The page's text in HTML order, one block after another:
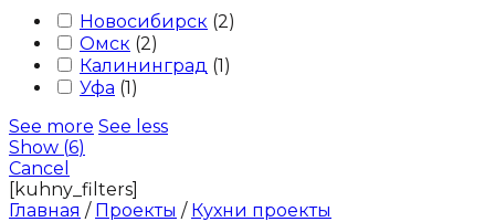
Новосибирск (2)
Омск (2)
Калининград (1)
Уфа (1)
See more See less
Show (6)
Cancel
[kuhny_filters]
Главная / Проекты / Кухни проекты